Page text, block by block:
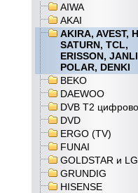
AIWA
AKAI
AKIRA, AVEST,
SATURN, TCL,
ERISSON,
POLAR, DENKI
BEKO
DAEWOO
DVB T2
DVD
ERGO (TV)
FUNAI
GOLDSTAR и
GRUNDIG
HISENSE